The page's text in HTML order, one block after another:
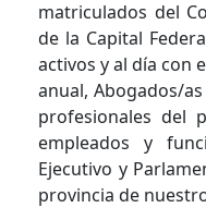
matriculados del
de la Capital
activos y al día con
anual, Abogados/
profesionales del
empleados y
Ejecutivo y
provincia de